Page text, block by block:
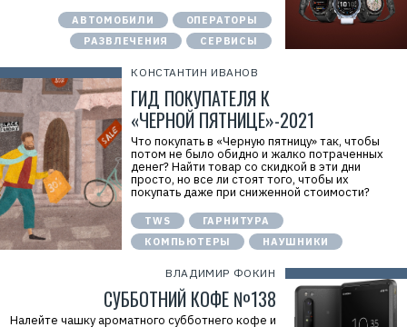
АВТОМОБИЛИ
ОПЕРАТОРЫ
РАЗВЛЕЧЕНИЯ
СЕРВИСЫ
КОНСТАНТИН ИВАНОВ
ГИД ПОКУПАТЕЛЯ К
«ЧЕРНОЙ ПЯТНИЦЕ»-2021
Что покупать в «Черную пятницу» так, чтобы
потом не было обидно и жалко потраченных
денег? Найти товар со скидкой в эти дни
просто, но все ли стоят того, чтобы их
покупать даже при сниженной стоимости?
TWS
ГАРНИТУРА
КОМПЬЮТЕРЫ
НАУШНИКИ
ВЛАДИМИР ФОКИН
СУББОТНИЙ КОФЕ №138
Налейте чашку ароматного субботнего кофе и